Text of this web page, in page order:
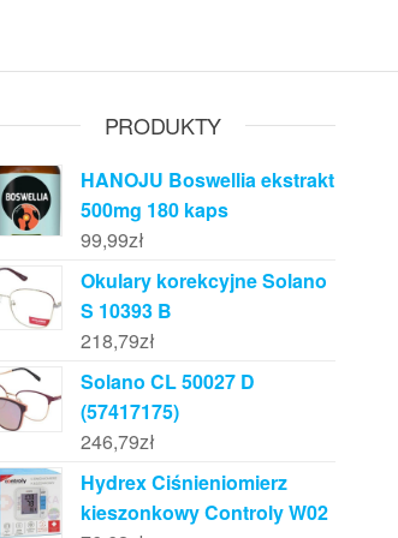
PRODUKTY
HANOJU Boswellia ekstrakt
500mg 180 kaps
99,99zł
Okulary korekcyjne Solano
S 10393 B
218,79zł
Solano CL 50027 D
(57417175)
246,79zł
Hydrex Ciśnieniomierz
kieszonkowy Controly W02